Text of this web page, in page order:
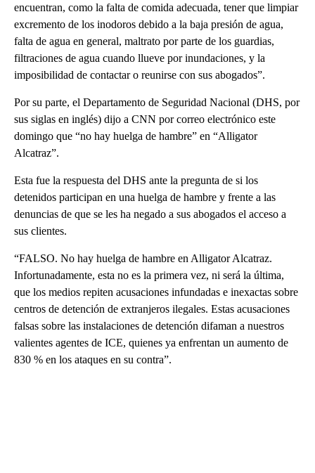
encuentran, como la falta de comida adecuada, tener que limpiar
excremento de los inodoros debido a la baja presión de agua,
falta de agua en general, maltrato por parte de los guardias,
filtraciones de agua cuando llueve por inundaciones, y la
imposibilidad de contactar o reunirse con sus abogados”.
Por su parte, el Departamento de Seguridad Nacional (DHS, por
sus siglas en inglés) dijo a CNN por correo electrónico este
domingo que “no hay huelga de hambre” en “Alligator
Alcatraz”.
Esta fue la respuesta del DHS ante la pregunta de si los
detenidos participan en una huelga de hambre y frente a las
denuncias de que se les ha negado a sus abogados el acceso a
sus clientes.
“FALSO. No hay huelga de hambre en Alligator Alcatraz.
Infortunadamente, esta no es la primera vez, ni será la última,
que los medios repiten acusaciones infundadas e inexactas sobre
centros de detención de extranjeros ilegales. Estas acusaciones
falsas sobre las instalaciones de detención difaman a nuestros
valientes agentes de ICE, quienes ya enfrentan un aumento de
830 % en los ataques en su contra”.